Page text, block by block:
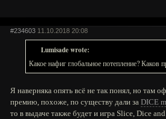
#234603 11.10.2018 20:08
Lumisade wrote:
Какое нафиг глобальное потепление? Каков
Я наверняка опять всё не так понял, но там
премию, похоже, по существу дали за DICE
то в выдаче также будет и игра Slice, Dice